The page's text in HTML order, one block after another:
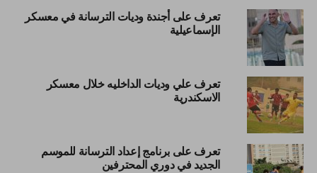
تعرف على أجندة وديات الترسانة في معسكر
الإسماعيلية
تعرف علي وديات الداخليه خلال معسكر
الاسكندرية
تعرف على برنامج إعداد الترسانة للموسم
الجديد في دوري المحترفين